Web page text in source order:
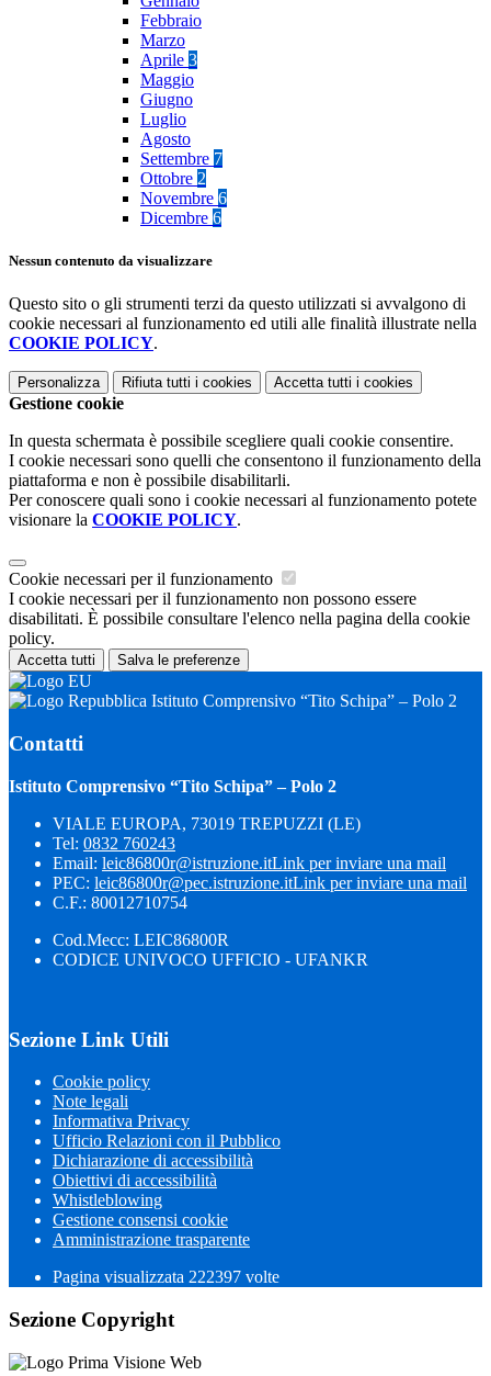
Febbraio
Marzo
Aprile 3
Maggio
Giugno
Luglio
Agosto
Settembre 7
Ottobre 2
Novembre 6
Dicembre 6
Nessun contenuto da visualizzare
Questo sito o gli strumenti terzi da questo utilizzati si avvalgono di
cookie necessari al funzionamento ed utili alle finalità illustrate nella
COOKIE POLICY.
Personalizza Rifiuta tutti i cookies Accetta tutti i cookies
Gestione cookie
In questa schermata è possibile scegliere quali cookie consentire.
I cookie necessari sono quelli che consentono il funzionamento della
piattaforma e non è possibile disabilitarli.
Per conoscere quali sono i cookie necessari al funzionamento potete
visionare la COOKIE POLICY.
Cookie necessari per il funzionamento
I cookie necessari per il funzionamento non possono essere
disabilitati. È possibile consultare l'elenco nella pagina della cookie
policy.
Accetta tutti Salva le preferenze
Istituto Comprensivo “Tito Schipa” – Polo 2
Contatti
Istituto Comprensivo “Tito Schipa” – Polo 2
VIALE EUROPA, 73019 TREPUZZI (LE)
Tel: 0832 760243
Email: leic86800r@istruzione.itLink per inviare una mail
PEC: leic86800r@pec.istruzione.itLink per inviare una mail
C.F.: 80012710754
Cod.Mecc: LEIC86800R
CODICE UNIVOCO UFFICIO - UFANKR
Sezione Link Utili
Cookie policy
Note legali
Informativa Privacy
Ufficio Relazioni con il Pubblico
Dichiarazione di accessibilità
Obiettivi di accessibilità
Whistleblowing
Gestione consensi cookie
Amministrazione trasparente
Pagina visualizzata 222397 volte
Sezione Copyright